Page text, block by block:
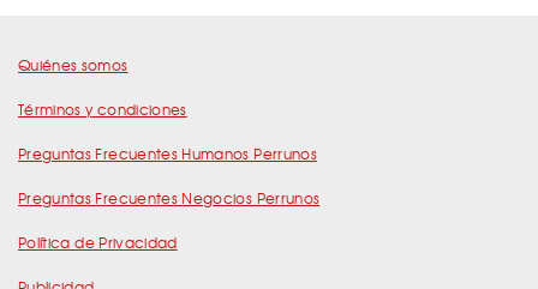
Quiénes somos
Términos y condiciones
Preguntas Frecuentes Humanos Perrunos
Preguntas Frecuentes Negocios Perrunos
Política de Privacidad